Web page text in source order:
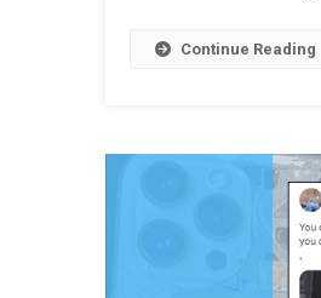
Continue Reading